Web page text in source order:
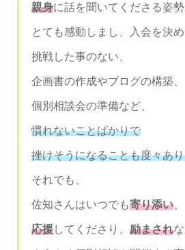
親身に話を聞いてくださる姿勢
とても感動しまし、入会を決め
挑戦した事のない、
企画書の作成やブログの構築、
個別相談会の準備など、
慣れないことばかりで
挫けそうになることも度々あ
それでも、
佐知さんはいつでも寄り添い、
応援してくださり、 励まされ